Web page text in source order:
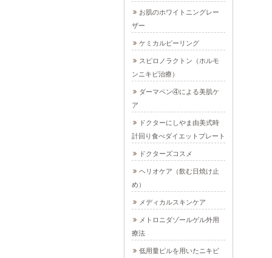
お肌のホワイトニングレー
ザー
ケミカルピーリング
スピロノラクトン（ホルモ
ンニキビ治療）
ダーマペン④による美肌ケ
ア
ドクターにしやま由美式時
計回り食べダイエットプレート
ドクターズコスメ
ヘリオケア（飲む日焼け止
め）
メディカルスキンケア
メトロニダゾールゲル外用
療法
低用量ピルを用いたニキビ